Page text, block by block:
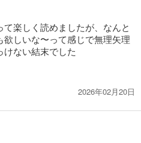
楽しく読めましたが、なんと
しいな〜って感じで無理矢理
ない結末でした
2026年02月20日